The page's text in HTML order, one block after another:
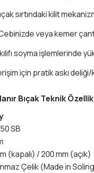
sırtındaki kilit
veya kemer
soyma işlemlerinde
için pratik askı deliği/
Bıçak Teknik
SB
(kapalı) / 200 mm (açık)
Çelik (Made in